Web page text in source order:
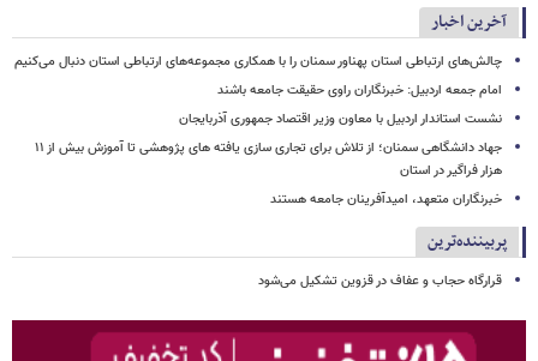
آخرین اخبار
چالش‌های ارتباطی استان پهناور سمنان را با همکاری مجموعه‌های ارتباطی استان دنبال می‌کنیم
امام جمعه اردبیل: خبرنگاران راوی حقیقت جامعه باشند
نشست استاندار اردبیل با معاون وزیر اقتصاد جمهوری آذربایجان
جهاد دانشگاهی سمنان؛ از تلاش برای تجاری سازی یافته های پژوهشی تا آموزش بیش از ۱۱
هزار فراگیر در استان
خبرنگاران متعهد، امیدآفرینان جامعه هستند
پربیننده‌ترین
قرارگاه حجاب و عفاف در قزوین تشکیل می‌شود